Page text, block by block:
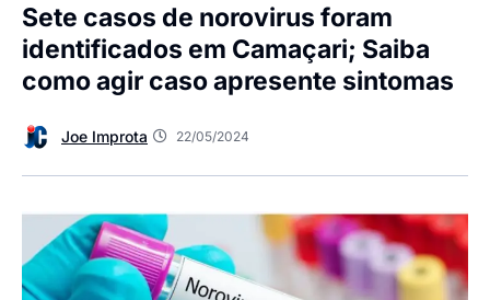
Sete casos de norovirus foram
identificados em Camaçari; Saiba
como agir caso apresente sintomas
Joe Improta 22/05/2024